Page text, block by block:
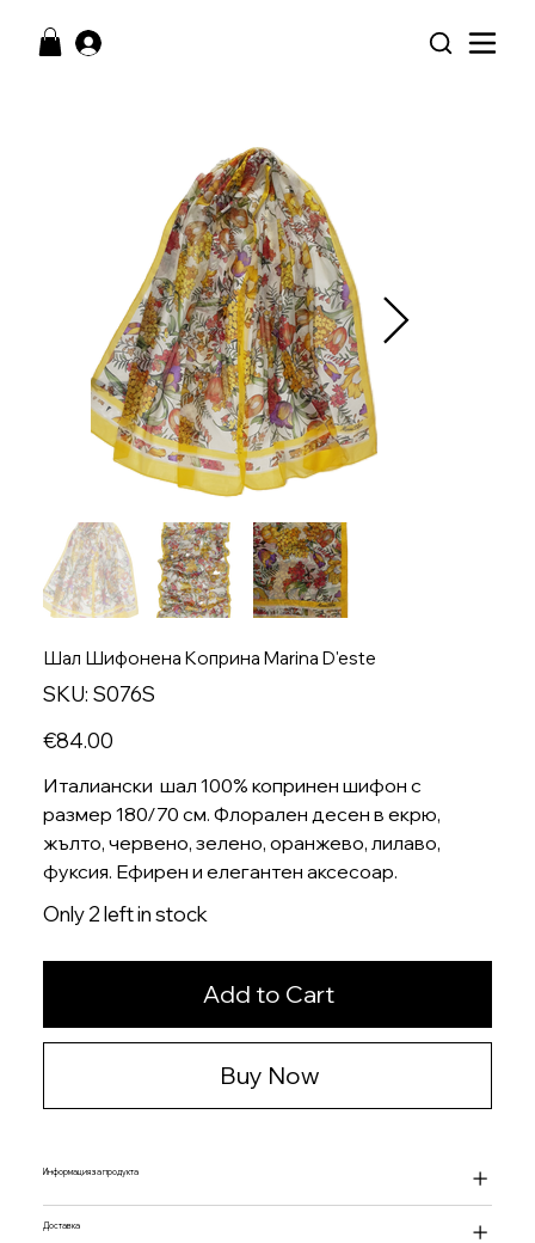
Шал Шифонена Kоприна Marina D'este
SKU: SKU
S076S
S076S
Price
€84.00
Италиански шал 100% копринен шифон с
размер 180/70 см. Флорален десен в екрю,
жълто, червено, зелено, оранжево, лилаво,
фуксия. Ефирен и елегантен аксесоар.
Only 2 left in stock
Add to Cart
Buy Now
Информация за продукта
Доставка